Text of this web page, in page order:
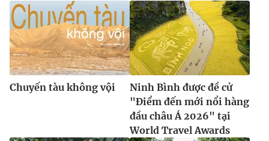
Chuyến tàu không vội
Ninh Bình được đề cử
"Điểm đến mới nổi hàng
đầu châu Á 2026" tại
World Travel Awards